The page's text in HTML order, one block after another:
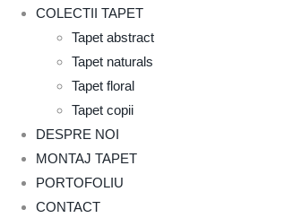
COLECTII TAPET
Tapet abstract
Tapet naturals
Tapet floral
Tapet copii
DESPRE NOI
MONTAJ TAPET
PORTOFOLIU
CONTACT